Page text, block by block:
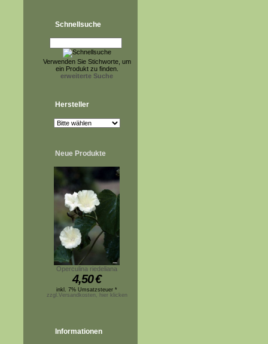
Schnellsuche
Verwenden Sie Stichworte, um
ein Produkt zu finden.
erweiterte Suche
Hersteller
Neue Produkte
Operculina riedeliana
4,50€
inkl. 7% Umsatzsteuer *
zzgl.Versandkosten, hier klicken
Informationen